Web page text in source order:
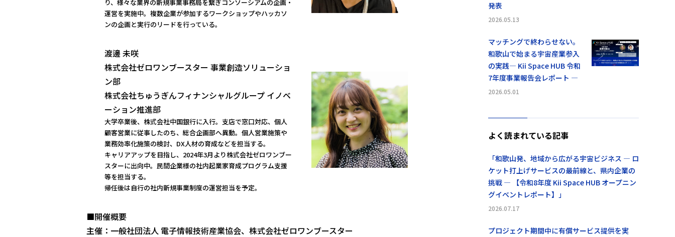
り、様々な業界の新規事業事務局を繋ぎコンソーシアムの企画・
運営を実施中。複数企業が参加するワークショップやハッカソ
ンの企画と実行のリードを行っている。
渡邊 未咲
株式会社ゼロワンブースター 事業創造ソリューショ
ン部
株式会社ちゅうぎんフィナンシャルグループ イノベ
ーション推進部
大学卒業後、株式会社中国銀行に入行。支店で窓口対応、個人
顧客営業に従事したのち、総合企画部へ異動。個人営業施策や
業務効率化施策の検討、DX人材の育成などを担当する。
キャリアアップを目指し、2024年3月より株式会社ゼロワンブー
スターに出向中。民間企業様の社内起業家育成プログラム支援
等を担当する。
帰任後は自行の社内新規事業制度の運営担当を予定。
■開催概要
主催：一般社団法人 電子情報技術産業協会、株式会社ゼロワンブースター
発表
2026.05.13
マッチングで終わらせない。
和歌山で始まる宇宙産業参入
の実践― Kii Space HUB 令和
7年度事業報告会レポート ―
2026.05.01
よく読まれている記事
「和歌山発、地域から広がる宇宙ビジネス ― ロ
ケット打上げサービスの最前線と、県内企業の
挑戦 ― 【令和8年度 Kii Space HUB オープニン
グイベントレポート】」
2026.07.17
プロジェクト期間中に有償サービス提供を実